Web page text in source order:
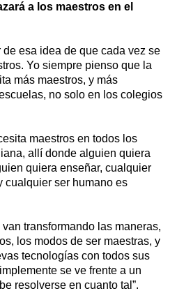
a los maestros en el
de esa idea de que cada vez se
Yo siempre pienso que la
más maestros, y más
no solo en los colegios
maestros en todos los
allí donde alguien quiera
quiera enseñar, cualquier
cualquier ser humano es
transformando las maneras,
los modos de ser maestras, y
tecnologías con todos sus
se ve frente a un
resolverse en cuanto tal”.